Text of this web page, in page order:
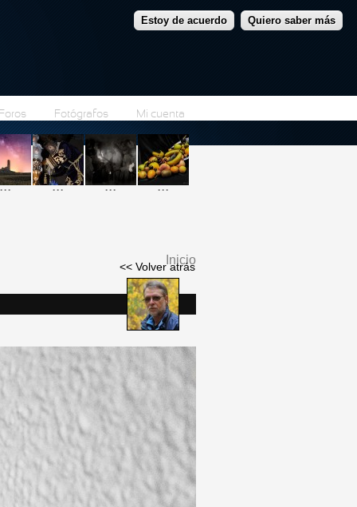
Estoy de acuerdo Quiero saber más
Fotógrafos Mi cuenta
... ... ... ...
Se encuentra usted
aquí
Inicio
<< Volver atrás